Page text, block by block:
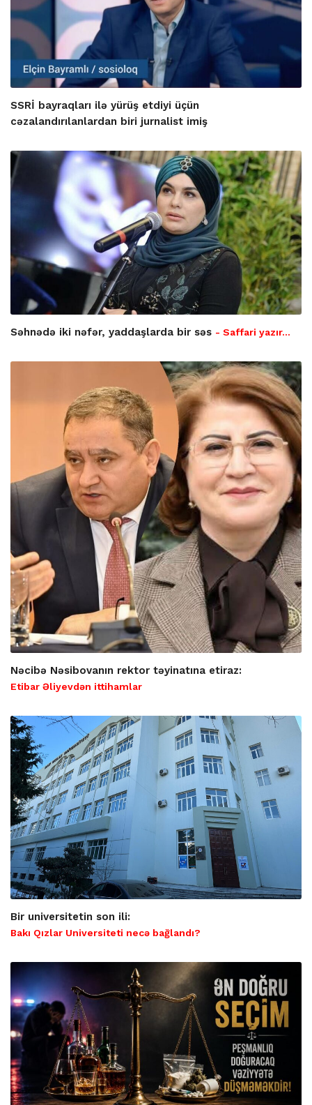
SSRİ bayraqları ilə yürüş etdiyi üçün
cəzalandırılanlardan biri jurnalist imiş
Səhnədə iki nəfər, yaddaşlarda bir səs - Saffari yazır…
Nəcibə Nəsibovanın rektor təyinatına etiraz:
Etibar Əliyevdən ittihamlar
Bir universitetin son ili:
Bakı Qızlar Universiteti necə bağlandı?